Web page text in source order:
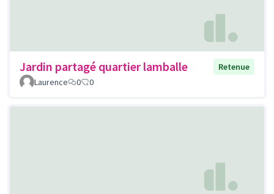
Jardin partagé quartier lamballe
Retenue
Laurence
0 0